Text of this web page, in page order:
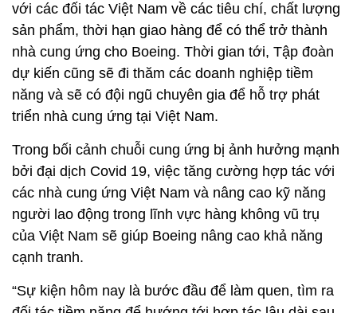
với các đối tác Việt Nam về các tiêu chí, chất lượng
sản phẩm, thời hạn giao hàng để có thể trở thành
nhà cung ứng cho Boeing. Thời gian tới, Tập đoàn
dự kiến cũng sẽ đi thăm các doanh nghiệp tiềm
năng và sẽ có đội ngũ chuyên gia để hỗ trợ phát
triển nhà cung ứng tại Việt Nam.
Trong bối cảnh chuỗi cung ứng bị ảnh hưởng mạnh
bởi đại dịch Covid 19, việc tăng cường hợp tác với
các nhà cung ứng Việt Nam và nâng cao kỹ năng
người lao động trong lĩnh vực hàng không vũ trụ
của Việt Nam sẽ giúp Boeing nâng cao khả năng
cạnh tranh.
“Sự kiện hôm nay là bước đầu để làm quen, tìm ra